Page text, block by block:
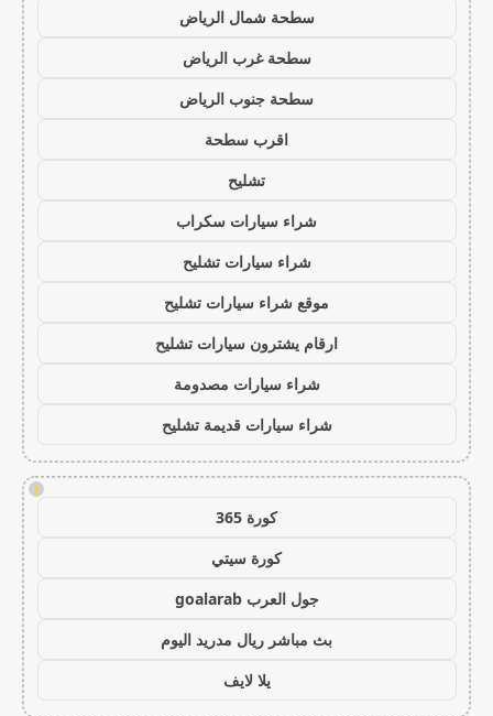
سطحة شمال الرياض
سطحة غرب الرياض
سطحة جنوب الرياض
اقرب سطحة
تشليح
شراء سيارات سكراب
شراء سيارات تشليح
موقع شراء سيارات تشليح
ارقام يشترون سيارات تشليح
شراء سيارات مصدومة
شراء سيارات قديمة تشليح
!
كورة 365
كورة سيتي
جول العرب goalarab
بث مباشر ريال مدريد اليوم
يلا لايف